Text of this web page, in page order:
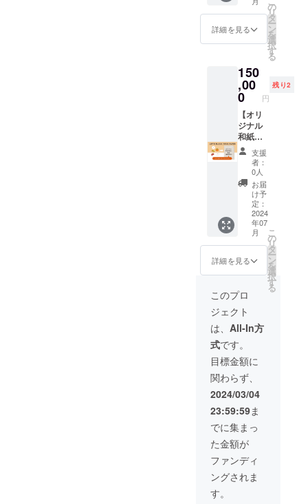
なりま
ご希望
のサイ
回答く
ださい
（S,M,L
,XL,） ※
優待券
の有効
期間
2025年
3月まで
5%引き
協力
者：関
西印刷
所 様
て個数
がかわ
所にて
保存く
ださ
い。
※消費期
限は保
存場所
にもよ
ります
が、2週
間程度
です。2
週間程
度保存
予定の
袋など
に入れ
にて保
存くだ
さい。
※4月
下旬ご
ろの発
送とな
りま
す。
※日時指
定は
承って
おりま
せんの
で、ご
注意く
ださ
い。
糖度は
り、優
しい酸
す。一
級品、
規格外
品とも
に、し
らぬい
一つ一
つの甘
さ酸っ
ぱさ測
定した
うえで
発送と
なりま
すので
品質が
ており
ます。
のプレ
ゼント
として
ご使用
けま
す。 ■
内容量
合計6〜
8個
（約
1.8kg）
内訳:一
級品
3〜4個
訳あり
品 3〜4
個 ※
す。 木
に自然
に実る
を加え
ないと
存在し
でたい
へんな
手間を
要しま
す。で
すが、
濃厚で
甘く上
品な味
わいと
シャキ
シャキ
食感は
果物と
つのス
のよう
にお楽
ただけ
るもの
となっ
ており
ます。
品、訳
アリ品
に、一
つ一つ
測定し
くそれ
ぞれ1種
類ずつ
・あん
ぽキウ
イ(1袋
約100g)
四十八
瀬紀の
川ファ
ミ
リー
完熟
したキ
ウイフ
ルーツ
をセミ
ドライ
にしま
した。
ドラ
よりも
な食感
をお楽
しみく
ださ
い。 協
力者：
農業法
人四十
の川
ファミ
リー有
限会
社 様
・いち
じく
いちじ
く10
冊）ま
た、ま
松原が
実際に
畑の廃
棄の現
状や思
いをお
伝えす
る講演
会を実
施する
ことが
できま
す。、
※リ
ターン
の一筆
箋は3月
中旬ご
ろの発
りま
す。
※講演会
は60分
までで
お願い
しま
す。
※講演会
日時・
交通費
につい
ては、
別途要
相談さ
せてい
ただき
ます。
詳細を見る
の
リ
タ
ー
ン
を
選
択
す
る
150
,00
0 円
残り2
【オリ
ジナル
和紙の
製造(農
家事業
者向
け)】
150,000
自分の
生産し
た作物
でオリ
ジナル
和紙の
行うこ
とがで
きま
す。
1m×50
mの機
械織り
の和紙
です。
納品は
636mm
×939m
mに
カット
した状
態78枚
を基本
とし、
支援
者：
0人
お届
け予
定：
2024
年07
月
詳細を見る
こ
の
リ
タ
ー
ン
を
選
択
す
る
このプロ
ジェクト
は、 All-In方
式です。
目標金額に
関わらず、
2024/03/04
23:59:59ま
でに集まっ
た金額が
ファンディ
ングされま
す。